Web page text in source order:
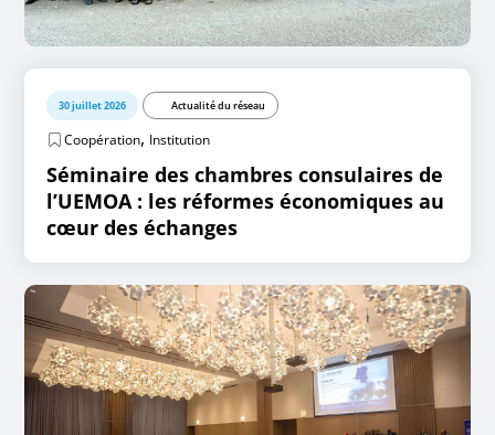
30 juillet 2026 Actualité du réseau
Coopération, Institution
Séminaire des chambres consulaires de
l’UEMOA : les réformes économiques au
cœur des échanges